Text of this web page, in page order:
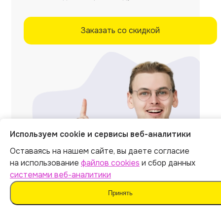
Заказать со скидкой
Отзывы на независимых
Используем cookie и сервисы веб-аналитики
Оставаясь на нашем сайте, вы даете согласие
на использование файлов cookies и сбор данных
системами веб-аналитики
Принять